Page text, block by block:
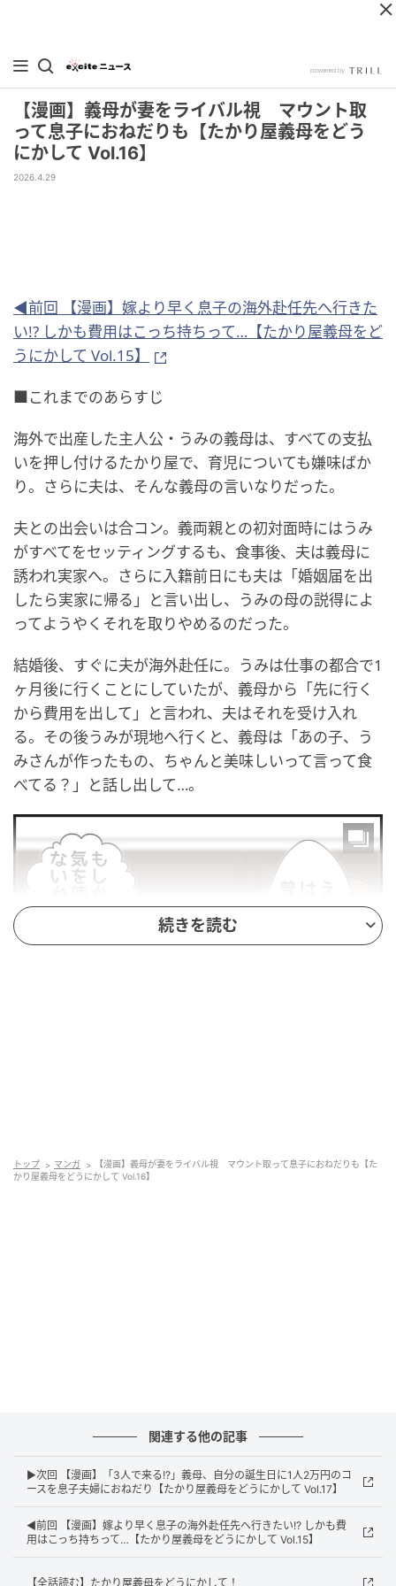
【漫画】義母が妻をライバル視 マウント取
って息子におねだりも【たかり屋義母をどう
にかして Vol.16】
2026.4.29
◀前回 【漫画】嫁より早く息子の海外赴任先へ行きた
い!? しかも費用はこっち持ちって…【たかり屋義母をど
うにかして Vol.15】
■これまでのあらすじ
海外で出産した主人公・うみの義母は、すべての支払
いを押し付けるたかり屋で、育児についても嫌味ばか
り。さらに夫は、そんな義母の言いなりだった。
夫との出会いは合コン。義両親との初対面時にはうみ
がすべてをセッティングするも、食事後、夫は義母に
誘われ実家へ。さらに入籍前日にも夫は「婚姻届を出
したら実家に帰る」と言い出し、うみの母の説得によ
ってようやくそれを取りやめるのだった。
結婚後、すぐに夫が海外赴任に。うみは仕事の都合で1
ヶ月後に行くことにしていたが、義母から「先に行く
から費用を出して」と言われ、夫はそれを受け入れ
る。その後うみが現地へ行くと、義母は「あの子、う
みさんが作ったもの、ちゃんと美味しいって言って食
べてる？」と話し出して…。
続きを読む
トップ マンガ
【漫画】義母が妻をライバル視 マウント取って息子におねだりも【た
かり屋義母をどうにかして Vol.16】
関連する他の記事
▶次回 【漫画】「3人で来る!?」義母、自分の誕生日に1人2万円のコ
ースを息子夫婦におねだり【たかり屋義母をどうにかして Vol.17】
◀前回 【漫画】嫁より早く息子の海外赴任先へ行きたい!? しかも費
用はこっち持ちって…【たかり屋義母をどうにかして Vol.15】
【全話読む】たかり屋義母をどうにかして！